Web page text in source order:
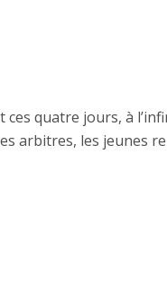
quatre jours, à
arbitres, les jeunes